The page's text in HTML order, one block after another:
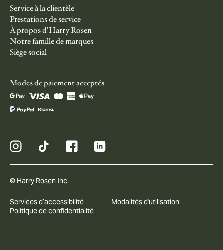
Service à la clientèle
Prestations de service
À propos d'Harry Rosen
Notre famille de marques
Siège social
Modes de paiement acceptés
© Harry Rosen Inc.
Services d’accessibilité
Modalités d'utilisation
Politique de confidentialité